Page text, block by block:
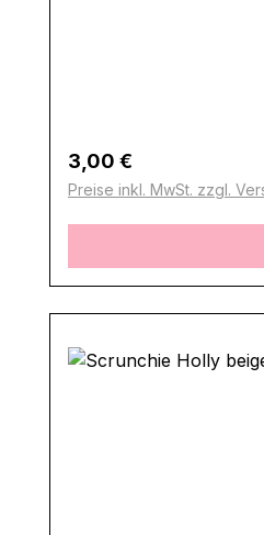
Regulärer Preis:
3,00 €
Preise inkl. MwSt. zzgl.